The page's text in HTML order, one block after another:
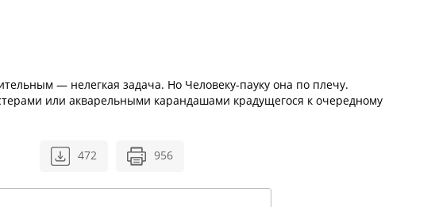
— нелегкая задача. Но Человеку-пауку она по плечу.
или акварельными карандашами крадущегося к очередному
472 956